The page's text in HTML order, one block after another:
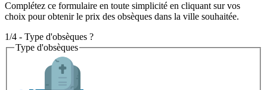
Complétez ce formulaire en toute simplicité en cliquant sur vos
choix pour obtenir le prix des obsèques dans la ville souhaitée.
1/4 - Type d'obsèques ?
Type d'obsèques